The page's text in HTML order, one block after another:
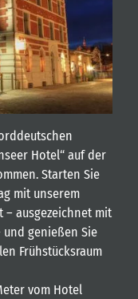
Hotel“ auf der
Starten Sie
mit unserem
– ausgezeichnet mit
genießen Sie
Frühstücksraum
vom Hotel